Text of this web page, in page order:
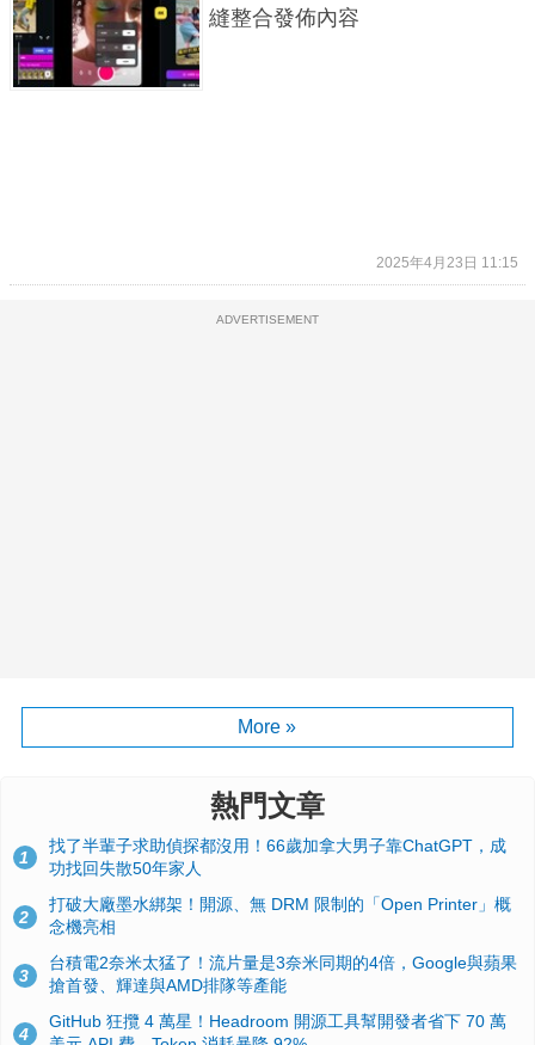
縫整合發佈內容
2025年4月23日 11:15
ADVERTISEMENT
More »
熱門文章
1
找了半輩子求助偵探都沒用！66歲加拿大男子靠ChatGPT，成
功找回失散50年家人
2
打破大廠墨水綁架！開源、無 DRM 限制的「Open Printer」概
念機亮相
3
台積電2奈米太猛了！流片量是3奈米同期的4倍，Google與蘋果
搶首發、輝達與AMD排隊等產能
4
GitHub 狂攬 4 萬星！Headroom 開源工具幫開發者省下 70 萬